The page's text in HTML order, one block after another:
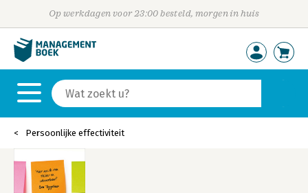
Op werkdagen voor 23:00 besteld, morgen in huis
Persoonlijke effectiviteit